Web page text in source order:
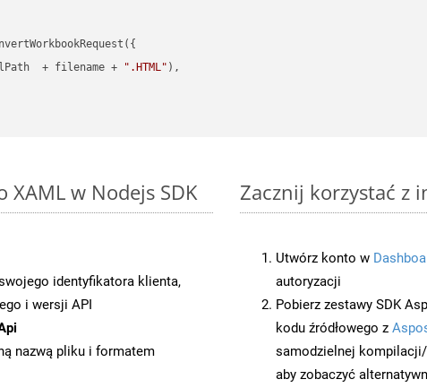
+ filename + ".HTML" ),
XAML w Nodejs SDK
identyfikatora klienta,
i wersji API
nazwą pliku i formatem
Zacznij korzystać z
Utwórz konto w
autoryzacji
Pobierz zestawy SDK
kodu źródłowego z
samodzielnej
aby zobaczyć